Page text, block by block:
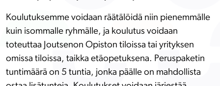
Koulutuksemme voidaan räätälöidä niin pienemmälle
kuin isommalle ryhmälle, ja koulutus voidaan
toteuttaa Joutsenon Opiston tiloissa tai yrityksen
omissa tiloissa, taikka etäopetuksena. Peruspaketin
tuntimäärä on 5 tuntia, jonka päälle on mahdollista